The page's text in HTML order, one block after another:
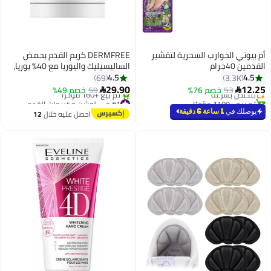
أم بيوتي الجوارب السحرية لتقشير
القدمين 40جرام
4.5
3.3K
12.25
53 خصم 76%
أقل سعر في 7 يوم
بتخلّص بسرعة
تم بيع +1100 مؤخرًا
يوصلك في 1 ساعة 6 دقيقة
DERMFREE كريم القدم بحمض
الساليسيليك واليوريا مع 40% يوريا،
2% حمض ساليسيليك، يقشر ويمنع
جفاف وتشقق الجلد على القدمين
واليدين، مرطب يزيل الكالو الميت
4.5
69
29.90
59 خصم 49%
#1 في لوشن وكريمات القدم
توصيل مجاني
تم بيع +160 مؤخرًا احصل عليه خلال12